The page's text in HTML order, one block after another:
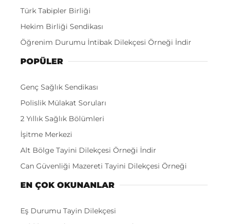
Türk Tabipler Birliği
Hekim Birliği Sendikası
Öğrenim Durumu İntibak Dilekçesi Örneği İndir
POPÜLER
Genç Sağlık Sendikası
Polislik Mülakat Soruları
2 Yıllık Sağlık Bölümleri
İşitme Merkezi
Alt Bölge Tayini Dilekçesi Örneği İndir
Can Güvenliği Mazereti Tayini Dilekçesi Örneği
EN ÇOK OKUNANLAR
Eş Durumu Tayin Dilekçesi